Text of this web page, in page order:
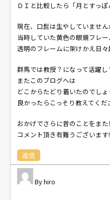
ＤＩと比較したら「月とすっぽ
現在、口髭は生やしていません
当時していた黄色の眼鏡フレー
透明のフレームに架けかえ日々
群馬では教授？になって活躍し
またこのブログへは
どこからたどり着いたのでしょ
良かったらこっそり教えてくだ
おかげでさらに昔のことをまた
コメント頂き有難うございます
返信
hiro